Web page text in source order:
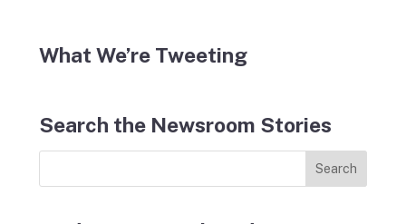
What We’re Tweeting
Search the Newsroom Stories